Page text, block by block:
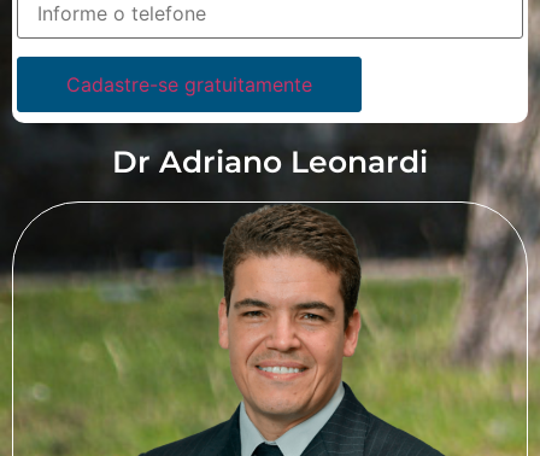
Cadastre-se gratuitamente
Dr Adriano Leonardi